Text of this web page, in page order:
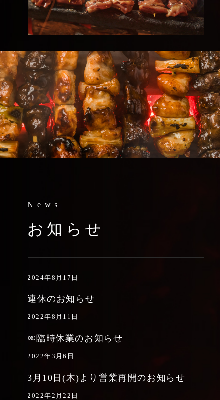
News
お知らせ
2024年8月17日
連休のお知らせ
2022年8月11日
￼臨時休業のお知らせ
2022年3月6日
3月10日(木)より営業再開のお知らせ
2022年2月22日